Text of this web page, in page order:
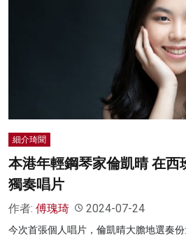
細介琦聞
本港年輕鋼琴家倫凱晴 在西
獨奏唱片
作者: 傅瑰琦 2024-07-24
今次首張個人唱片，倫凱晴大膽地選奏